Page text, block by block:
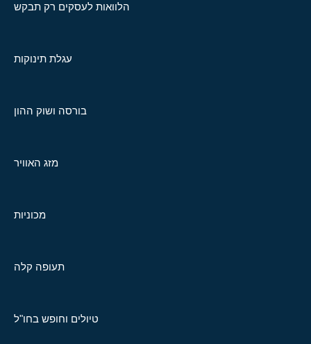
הלוואות לעסקים רק תבקש
עגלת תינוקות
בורסה ושוק ההון
מזג האוויר
מכוניות
תעופה קלה
טיולים וחופש בחו"ל